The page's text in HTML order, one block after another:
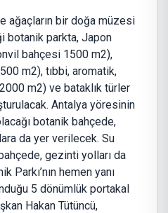
ağaçların bir doğa müzesi
botanik parkta, Japon
bahçesi 1500 m2),
m2), tıbbi, aromatik,
m2) ve bataklık türler
Antalya yöresinin
botanik bahçede,
da yer verilecek. Su
gezinti yolları da
Parkı’nın hemen yanı
5 dönümlük portakal
Hakan Tütüncü,